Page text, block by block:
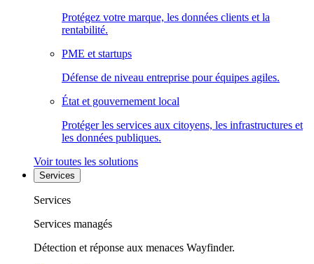
Protégez votre marque, les données clients et la
rentabilité.
PME et startups
Défense de niveau entreprise pour équipes agiles.
État et gouvernement local
Protéger les services aux citoyens, les infrastructures et
les données publiques.
Voir toutes les solutions
Services
Services
Services managés
Détection et réponse aux menaces Wayfinder.